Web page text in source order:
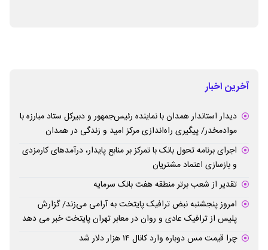
آخرین اخبار
دیدار استاندار همدان با نماینده رئیس‌جمهور و دبیرکل ستاد مبارزه با
موادمخدر/ پیگیری راه‌اندازی مرکز امید و زندگی در همدان
اجرای برنامه تحول بانک با تمرکز بر منابع پایدار، درآمدهای کارمزدی
و بازسازی اعتماد مشتریان
تقدیر از شعب برتر منطقه هفت بانک سرمایه
امروز پنجشنبه نبض ترافیک پایتخت به آرامی می‌زند/ گزارش
پلیس از ترافیک عادی و روان در معابر تهران پایتخت خبر می دهد
چرا قیمت مس دوباره وارد کانال ۱۴ هزار دلار شد